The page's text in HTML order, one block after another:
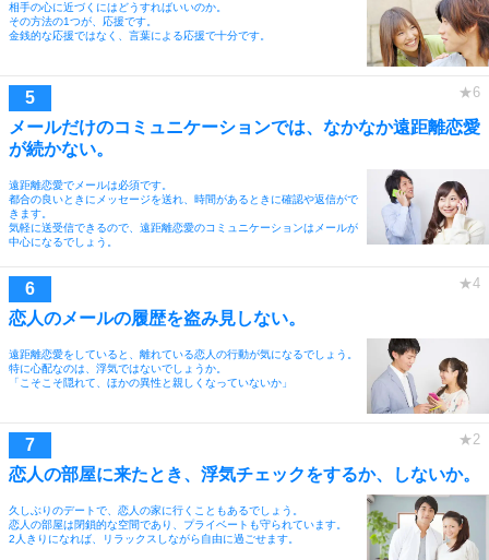
相手の心に近づくにはどうすればいいのか。
その方法の1つが、応援です。
金銭的な応援ではなく、言葉による応援で十分です。
メールだけのコミュニケーションでは、なかなか遠距離恋愛
が続かない。
遠距離恋愛でメールは必須です。
都合の良いときにメッセージを送れ、時間があるときに確認や返信がで
きます。
気軽に送受信できるので、遠距離恋愛のコミュニケーションはメールが
中心になるでしょう。
恋人のメールの履歴を盗み見しない。
遠距離恋愛をしていると、離れている恋人の行動が気になるでしょう。
特に心配なのは、浮気ではないでしょうか。
「こそこそ隠れて、ほかの異性と親しくなっていないか」
恋人の部屋に来たとき、浮気チェックをするか、しないか。
久しぶりのデートで、恋人の家に行くこともあるでしょう。
恋人の部屋は閉鎖的な空間であり、プライベートも守られています。
2人きりになれば、リラックスしながら自由に過ごせます。